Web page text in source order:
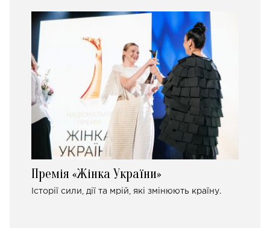
Премія «Жінка України»
Історії сили, дії та мрій, які змінюють країну.